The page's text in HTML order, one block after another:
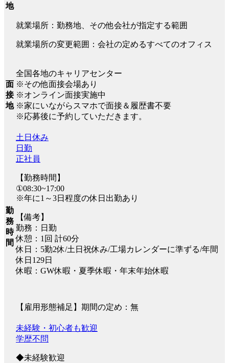
地
就業場所：勤務地、その他会社が指定する範囲
就業場所の変更範囲：会社の定めるすべてのオフィス
面
接
地
全国各地のキャリアセンター
※その他面接会場あり
※オンライン面接実施中
※家にいながらスマホで面接＆履歴書不要
※応募後に予約していただきます。
勤
務
時
間
土日休み
日勤
正社員
【勤務時間】
①08:30~17:00
※年に1～3日程度の休日出勤あり
【備考】
勤務：日勤
休憩：1回 計60分
休日：5勤2休/土日祝休み/工場カレンダーに準ずる/年間
休日129日
休暇：GW休暇・夏季休暇・年末年始休暇
【雇用形態補足】期間の定め：無
未経験・初心者も歓迎
学歴不問
◆未経験歓迎